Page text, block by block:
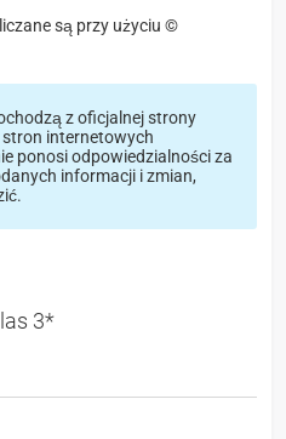
są przy użyciu ©
z oficjalnej strony
internetowych
ponosi odpowiedzialności za
informacji i zmian,
3*